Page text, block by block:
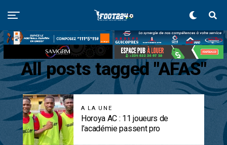
All posts tagged "AFAS"
A LA UNE
Horoya AC : 11 joueurs de
l’académie passent pro